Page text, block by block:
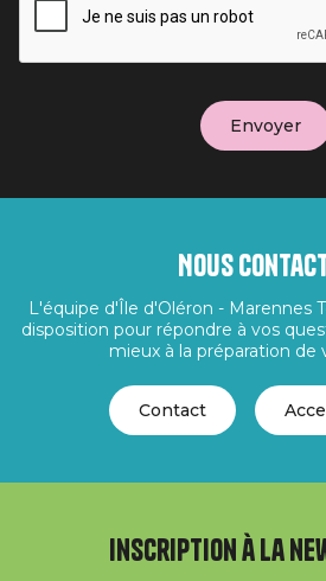
Nous
L'équipe d'Île d'Oléron - Marennes
disposition pour répondre à vos
mieux à la préparation de
Contact
Inscription à la